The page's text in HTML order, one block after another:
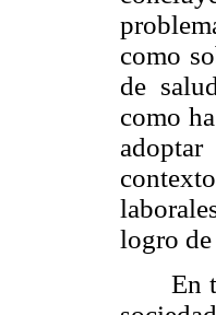
como
de
como
logro de
En